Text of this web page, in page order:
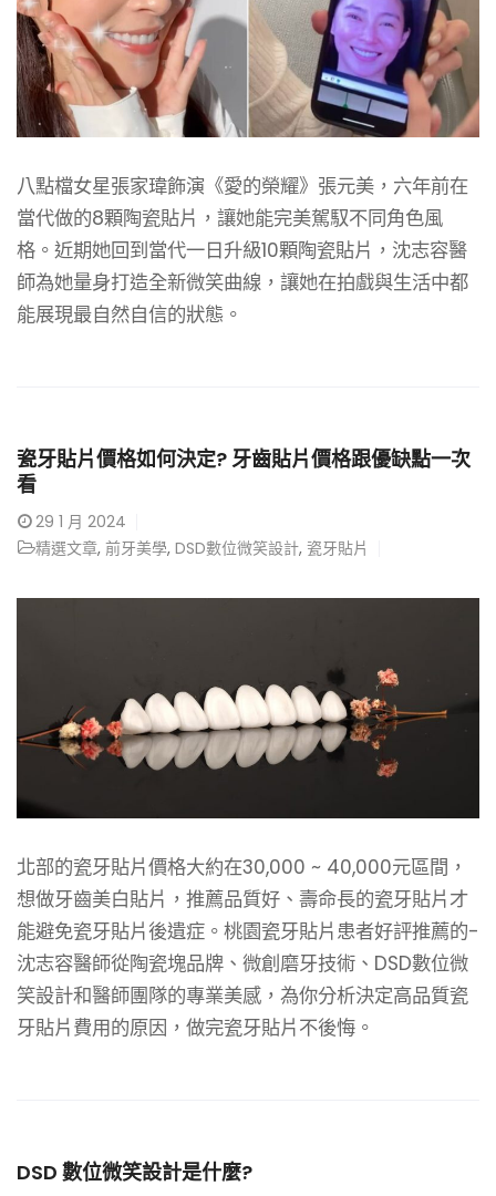
八點檔女星張家瑋飾演《愛的榮耀》張元美，六年前在
當代做的8顆陶瓷貼片，讓她能完美駕馭不同角色風
格。近期她回到當代一日升級10顆陶瓷貼片，沈志容醫
師為她量身打造全新微笑曲線，讓她在拍戲與生活中都
能展現最自然自信的狀態。
瓷牙貼片價格如何決定? 牙齒貼片價格跟優缺點一次
看
29 1 月 2024
精選文章, 前牙美學, DSD數位微笑設計, 瓷牙貼片
北部的瓷牙貼片價格大約在30,000 ~ 40,000元區間，
想做牙齒美白貼片，推薦品質好、壽命長的瓷牙貼片才
能避免瓷牙貼片後遺症。桃園瓷牙貼片患者好評推薦的-
沈志容醫師從陶瓷塊品牌、微創磨牙技術、DSD數位微
笑設計和醫師團隊的專業美感，為你分析決定高品質瓷
牙貼片費用的原因，做完瓷牙貼片不後悔。
DSD 數位微笑設計是什麼?